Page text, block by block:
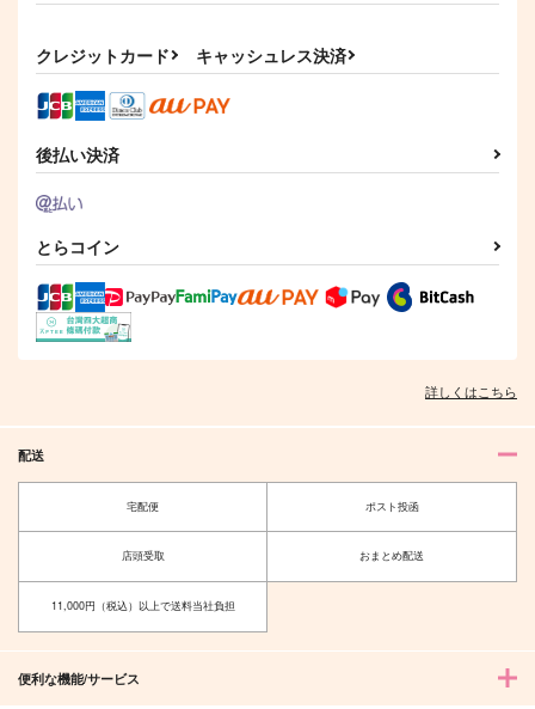
最後に愛をひとさじ
629円（税込）
燭台切光忠×歌仙兼定
サンプル
作品詳細
今日の弁当なんじゃろ
金瘡屋本舗
歌仙兼定
除霊スキマバイトの青
2,200円（税込）
オールキャラ
1,980
歌仙兼定
クレジットカード キャッシュレス決済
後払い決済
とらコイン
詳しくはこちら
配送
宅配便 ポスト投函
店頭受取 おまとめ配送
11,000円（税込）以上で送料当社負担
便利な機能/サービス